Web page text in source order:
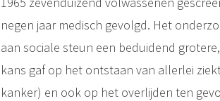
negen jaar medisch gevolgd. Het
aan sociale steun een beduidend
kans gaf op het ontstaan van allerlei
kanker) en ook op het overlijden ten